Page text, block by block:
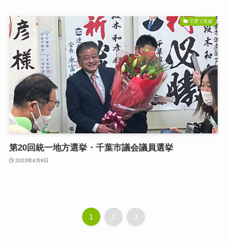
子育て支援
第20回統一地方選挙・千葉市議会議員選挙
2023年4月9日
1 2 3